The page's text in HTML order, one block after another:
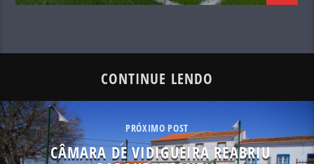
CONTINUE LENDO
PRÓXIMO POST
CÂMARA DE VIDIGUEIRA REABRIU